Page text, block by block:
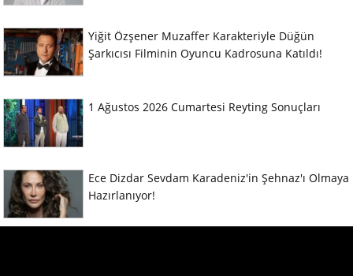
Yiğit Özşener Muzaffer Karakteriyle Düğün
Şarkıcısı Filminin Oyuncu Kadrosuna Katıldı!
1 Ağustos 2026 Cumartesi Reyting Sonuçları
Ece Dizdar Sevdam Karadeniz'in Şehnaz'ı Olmaya
Hazırlanıyor!